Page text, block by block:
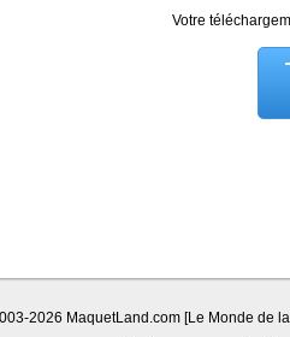
Votre
2026 MaquetLand.com [Le Monde de